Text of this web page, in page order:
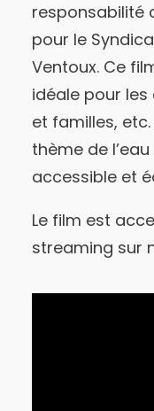
responsabilité
pour le
Ventoux. Ce
idéale pour
et familles,
thème de
accessible et
Le film est
streaming sur